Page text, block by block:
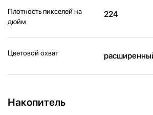
Плотность пикселей на
дюйм
224
Цветовой охват
Накопитель